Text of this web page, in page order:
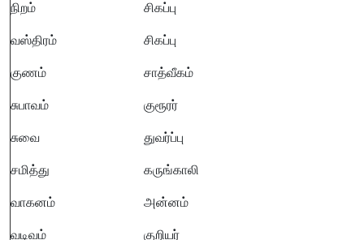
நிறம் சிகப்பு
வஸ்திரம் சிகப்பு
குணம் சாத்வீகம்
சுபாவம் குரூரர்
சுவை துவர்ப்பு
சமித்து கருங்காலி
வாகனம் அன்னம்
வடிவம் குறியர்